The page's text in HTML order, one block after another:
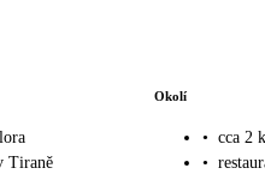
Tiraně
Okolí
• cca 2
•